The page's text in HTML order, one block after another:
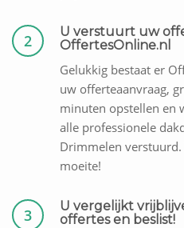
2
U verstuurt uw
OffertesOnline.nl
Gelukkig bestaat er
uw offerteaanvraag,
minuten opstellen en
alle professionele
Drimmelen
moeite!
3
U vergelijkt
offertes en beslist!